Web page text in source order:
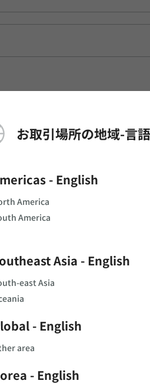
お取引場所の地域-言
- English
America
America
Asia - English
east Asia
- English
area
- English
ータモジュール